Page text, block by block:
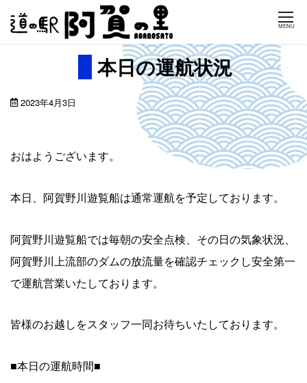
Skip
MENU
本日の運航状況
2023年4月3日
おはようございます。
本日、阿賀野川遊覧船は通常運航を予定しております。
阿賀野川遊覧船では毎朝の安全点検、その日の気象状況、
阿賀野川上流部のダムの放流量を確認チェックし安全第一
で運航営業いたしております。
皆様のお越しをスタッフ一同お待ちいたしております。
■本日の運航時間■